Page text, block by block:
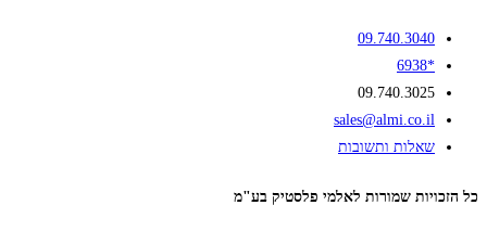
09.740.3040
*6938
09.740.3025
sales@almi.co.il
שאלות ותשובות
כל הזכויות שמורות לאלמי פלסטיק בע"מ